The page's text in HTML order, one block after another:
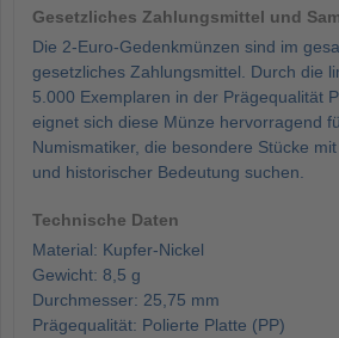
Gesetzliches Zahlungsmittel und
Die 2-Euro-Gedenkmünzen sind im
gesetzliches Zahlungsmittel. Durch die
5.000 Exemplaren in der Prägequalität
eignet sich diese Münze hervorragend
Numismatiker, die besondere Stücke
und historischer Bedeutung suchen.
Technische Daten
Material: Kupfer-Nickel
Gewicht: 8,5 g
Durchmesser: 25,75 mm
Prägequalität: Polierte Platte (PP)